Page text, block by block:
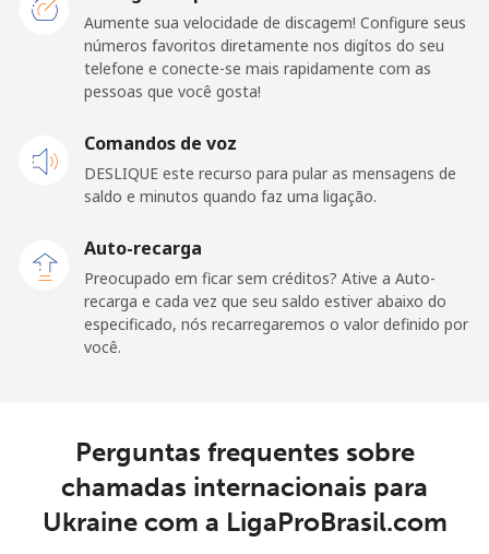
Telefone
⁦R$0.04⁩
102 min por
⁦R$4⁩
-
⁦R$0.09⁩
Premium ⁦R$2.09⁩
1 min por
⁦R$4⁩
-
United States
All country ⁦R$0.03⁩
133 min por
⁦R$4⁩
-
Telefone
⁦R$0.38⁩
10 min por
-
Celular ⁦R$1.08⁩
3 min por
⁦R$0.30⁩
Aumente sua velocidade de discagem! Configure seus
números favoritos diretamente nos digítos do seu
telefone e conecte-se mais rapidamente com as
pessoas que você gosta!
Comandos de voz
DESLIQUE este recurso para pular as mensagens de
saldo e minutos quando faz uma ligação.
Auto-recarga
Preocupado em ficar sem créditos? Ative a Auto-
recarga e cada vez que seu saldo estiver abaixo do
especificado, nós recarregaremos o valor definido por
você.
Perguntas frequentes sobre
chamadas internacionais para
Ukraine com a LigaProBrasil.com